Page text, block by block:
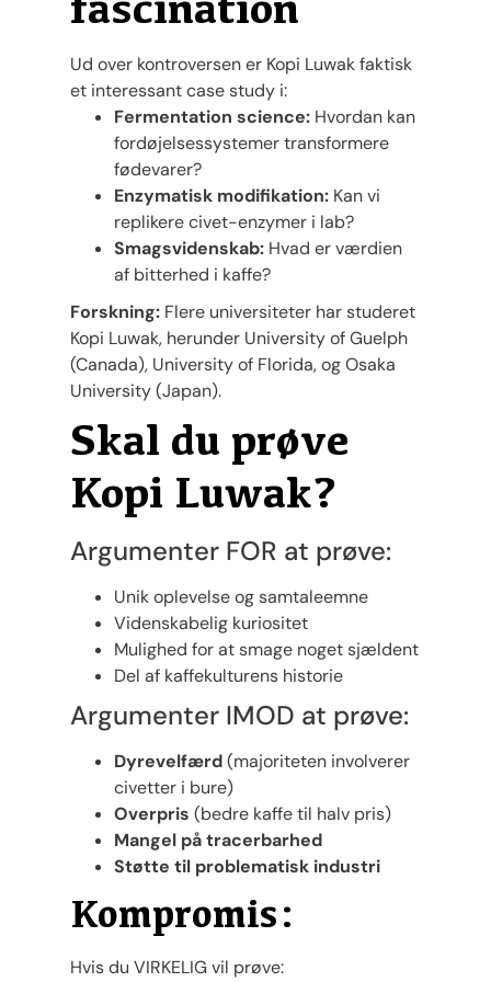
Ud over kontroversen er Kopi Luwak faktisk
et interessant case study i:
Fermentation science: Hvordan kan
fordøjelsessystemer transformere
fødevarer?
Enzymatisk modifikation: Kan vi
replikere civet-enzymer i lab?
Smagsvidenskab: Hvad er værdien
af bitterhed i kaffe?
Forskning: Flere universiteter har studeret
Kopi Luwak, herunder University of Guelph
(Canada), University of Florida, og Osaka
University (Japan).
Skal du prøve
Kopi Luwak?
Argumenter FOR at prøve:
Unik oplevelse og samtaleemne
Videnskabelig kuriositet
Mulighed for at smage noget sjældent
Del af kaffekulturens historie
Argumenter IMOD at prøve:
Dyrevelfærd(majoriteten involverer
civetter i bure)
Overpris (bedre kaffe til halv pris)
Mangel på tracerbarhed
Støtte til problematisk industri
Kompromis:
Hvis du VIRKELIG vil prøve: